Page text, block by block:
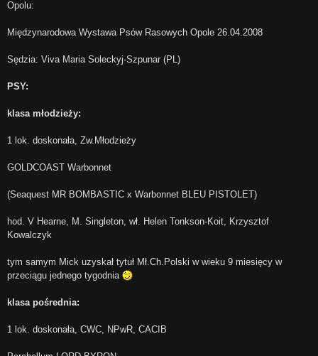
Opolu:
Międzynarodowa Wystawa Psów Rasowych Opole 26.04.2008
Sędzia: Viva Maria Soleckyj-Szpunar (PL)
PSY:
klasa młodzieży:
1 lok. doskonała, Zw.Młodzieży
GOLDCOAST Warbonnet
(Seaquest MR BOMBASTIC x Warbonnet BLEU PISTOLET)
hod. V Hearne, M. Singleton, wł. Helen Tonkson-Koit, Krzysztof
Kowalczyk
tym samym Mick uzyskał tytuł Mł.Ch.Polski w wieku 9 miesięcy w
przeciągu jednego tygodnia
klasa pośrednia:
1 lok. doskonała, CWC, NPwR, CACIB